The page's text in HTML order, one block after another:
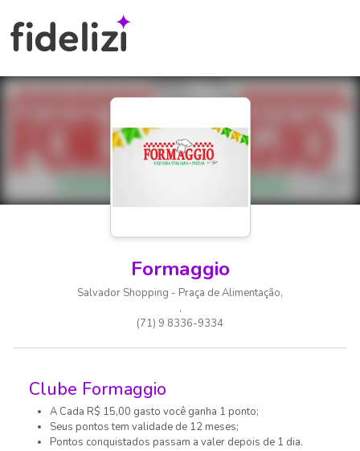
Formaggio
Salvador Shopping - Praça de Alimentação,
,
(71) 9 8336-9334
Clube Formaggio
A Cada R$ 15,00 gasto você ganha 1 ponto;
Seus pontos tem validade de 12 meses;
Pontos conquistados passam a valer depois de 1 dia.